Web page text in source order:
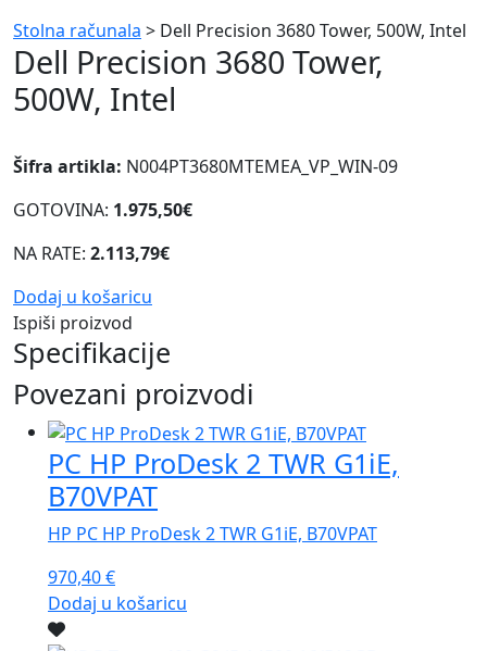
Stolna računala > Dell Precision 3680 Tower, 500W, Intel
Dell Precision 3680 Tower,
500W, Intel
Šifra artikla: N004PT3680MTEMEA_VP_WIN-09
GOTOVINA: 1.975,50€
NA RATE: 2.113,79€
Dodaj u košaricu
Ispiši proizvod
Specifikacije
Povezani proizvodi
PC HP ProDesk 2 TWR G1iE,
B70VPAT
HP PC HP ProDesk 2 TWR G1iE, B70VPAT
970,40€
Dodaj u košaricu